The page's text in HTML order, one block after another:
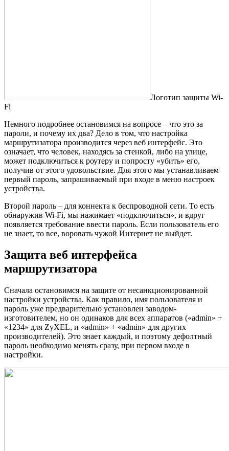
Логотип защиты Wi-
Fi
Немного подробнее остановимся на вопросе – что это за
пароли, и почему их два? Дело в том, что настройка
маршрутизатора производится через веб интерфейс. Это
означает, что человек, находясь за стенкой, либо на улице,
может подключиться к роутеру и попросту «убить» его,
получив от этого удовольствие. Для этого мы устанавливаем
первый пароль, запрашиваемый при входе в меню настроек
устройства.
Второй пароль – для коннекта к беспроводной сети. То есть
обнаружив Wi-Fi, мы нажимает «подключиться», и вдруг
появляется требование ввести пароль. Если пользователь его
не знает, то все, воровать чужой Интернет не выйдет.
Защита веб интерфейса
маршрутизатора
Сначала остановимся на защите от несанкционированной
настройки устройства. Как правило, имя пользователя и
пароль уже предварительно установлен заводом-
изготовителем, но он одинаков для всех аппаратов («admin» +
«1234» для ZyXEL, и «admin» + «admin» для других
производителей). Это знает каждый, и поэтому дефолтный
пароль необходимо менять сразу, при первом входе в
настройки.